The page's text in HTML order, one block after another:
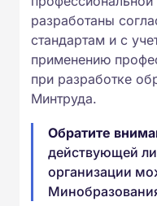
разработаны
стандартам и с
применению
при разработке
Минтруда.
Обратите
действующей
организации